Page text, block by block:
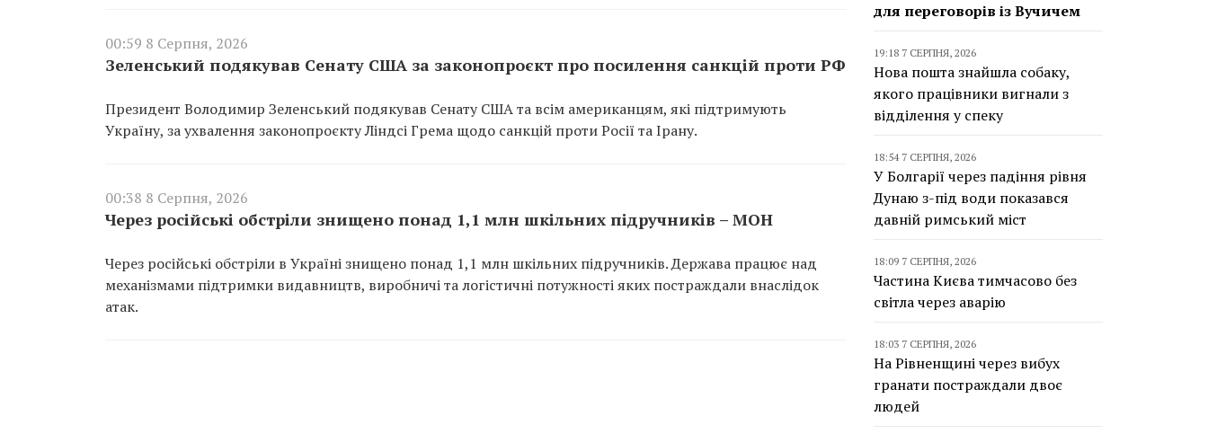
00:59 8 Серпня, 2026
Зеленський подякував Сенату США за законопроєкт про посилення санкцій проти РФ
Президент Володимир Зеленський подякував Сенату США та всім американцям, які підтримують
Україну, за ухвалення законопроєкту Ліндсі Грема щодо санкцій проти Росії та Ірану.
00:38 8 Серпня, 2026
Через російські обстріли знищено понад 1,1 млн шкільних підручників – МОН
Через російські обстріли в Україні знищено понад 1,1 млн шкільних підручників. Держава працює над
механізмами підтримки видавництв, виробничі та логістичні потужності яких постраждали внаслідок
атак.
для переговорів із Вучичем
19:18 7 СЕРПНЯ, 2026
Нова пошта знайшла собаку,
якого працівники вигнали з
відділення у спеку
18:54 7 СЕРПНЯ, 2026
У Болгарії через падіння рівня
Дунаю з-під води показався
давній римський міст
18:09 7 СЕРПНЯ, 2026
Частина Києва тимчасово без
світла через аварію
18:03 7 СЕРПНЯ, 2026
На Рівненщині через вибух
гранати постраждали двоє
людей